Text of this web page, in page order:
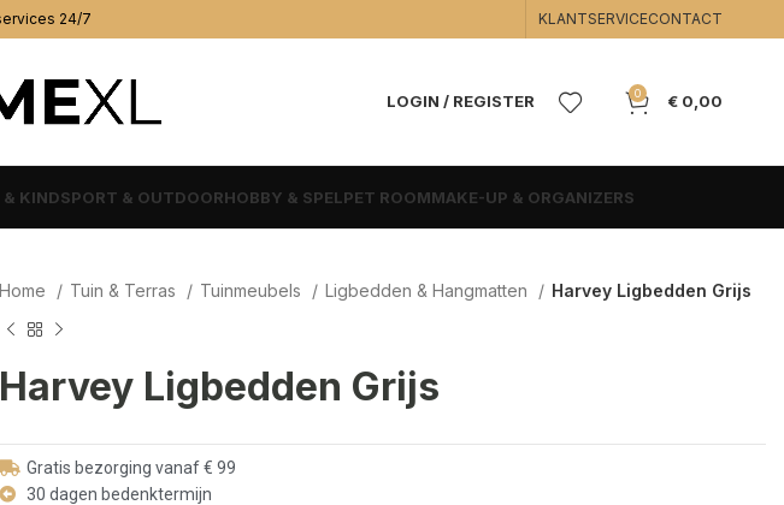
24/7 KLANTSERVICECONTACT
LOGIN / REGISTER 0 € 0,00
& KINDSPORT & OUTDOORHOBBY & SPEL PET ROOMMAKE-UP & ORGANIZERS
Home Tuin & Terras Tuinmeubels Ligbedden & Hangmatten Harvey Ligbedden Grijs
Harvey Ligbedden Grijs
Gratis bezorging vanaf € 99
30 dagen bedenktermijn